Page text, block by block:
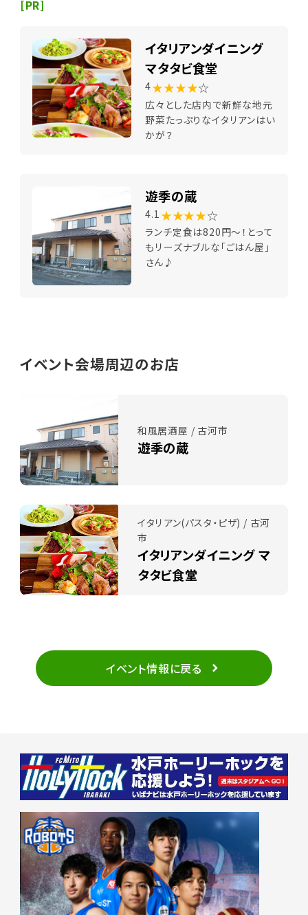
[PR]
イタリアンダイニング
マタタビ食堂
4★★★★☆
広々とした店内で新鮮な地元
野菜たっぷりなイタリアンはい
かが？
遊季の蔵
4.1 ★★★★☆
ランチ定食は820円～！とって
もリーズナブルな「ごはん屋」
さん♪
イベント会場周辺のお店
和風居酒屋 / 古河市
遊季の蔵
イタリアン(パスタ・ピザ) / 古河
市
イタリアンダイニング マ
タタビ食堂
イベント情報に戻る